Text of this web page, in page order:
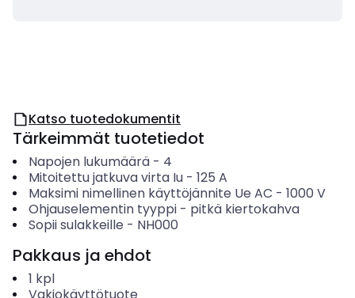
Katso tuotedokumentit
Tärkeimmät tuotetiedot
Napojen lukumäärä- 4
Mitoitettu jatkuva virta Iu- 125 A
Maksimi nimellinen käyttöjännite Ue AC - 1000 V
Ohjauselementin tyyppi- pitkä kiertokahva
Sopii sulakkeille - NH000
Pakkaus ja ehdot
1 kpl